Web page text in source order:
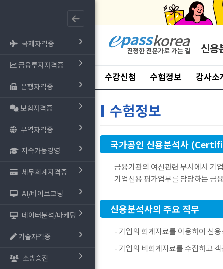
국제자격증
금융투자자격증
은행자격증
보험자격증
무역자격증
지속가능경영
세무회계자격증
AI/바이브코딩
데이터분석/마케팅
기술자격증
소방승진
신용
수강신청 수험정보 강사소
수험정보
국가공인 신용분석사
금융기관의 여신관련 부서에서 기
기업신용 평가업무를 담당하는 금
신용분석사의 주요 직무
- 기업의 회계자료를 이용하여 신
- 기업의 비회계자료를 수집하고